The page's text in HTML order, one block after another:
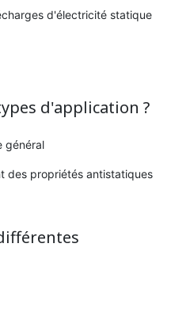
d'électricité statique
d'application ?
général
des propriétés antistatiques